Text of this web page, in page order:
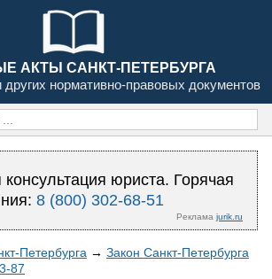
АКТЫ САНКТ-ПЕТЕРБУРГА
других нормативно-правовых документов
юриста. Горячая
8 (800) 302-68-51
Реклама jurik.ru
Петербурга → Закон Санкт-Петербурга
87